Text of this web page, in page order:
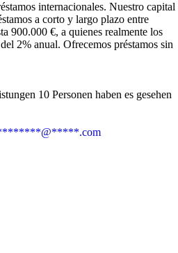
internacionales. Nuestro capital
a corto y largo plazo entre
900.000 €, a quienes realmente los
2% anual. Ofrecemos préstamos sin
10 Personen haben es gesehen